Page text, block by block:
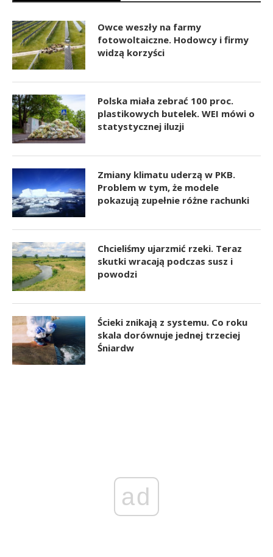
Owce weszły na farmy
fotowoltaiczne. Hodowcy i firmy
widzą korzyści
Polska miała zebrać 100 proc.
plastikowych butelek. WEI mówi o
statystycznej iluzji
Zmiany klimatu uderzą w PKB.
Problem w tym, że modele
pokazują zupełnie różne rachunki
Chcieliśmy ujarzmić rzeki. Teraz
skutki wracają podczas susz i
powodzi
Ścieki znikają z systemu. Co roku
skala dorównuje jednej trzeciej
Śniardw
ad